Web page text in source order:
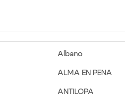
Albano
ALMA EN PENA
ANTILOPA